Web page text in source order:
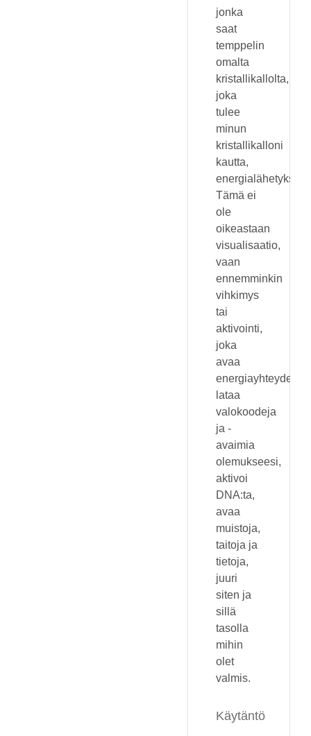
jonka
saat
temppelin
omalta
kristallikallolta,
joka
tulee
minun
kristallikalloni
kautta,
Tämä ei
ole
oikeastaan
visualisaatio,
vaan
ennemminkin
vihkimys
tai
aktivointi,
joka
avaa
energiayhteyden,
lataa
valokoodeja
ja -
avaimia
olemukseesi,
aktivoi
DNA:ta,
avaa
muistoja,
taitoja ja
tietoja,
juuri
siten ja
sillä
tasolla
mihin
olet
valmis.
Käytäntö